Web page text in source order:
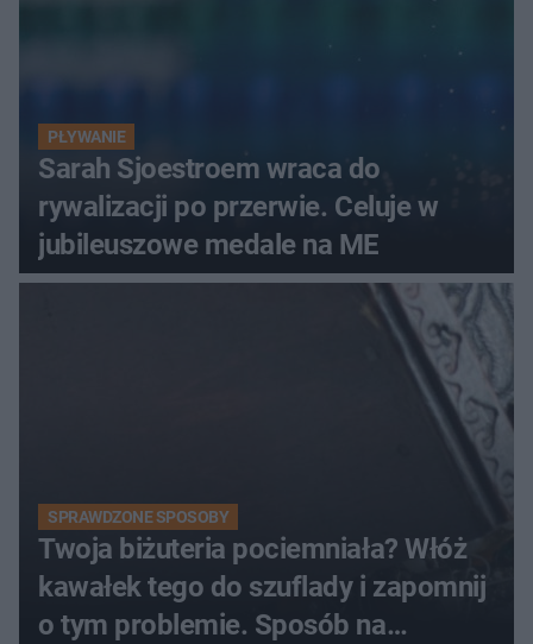
PŁYWANIE
Sarah Sjoestroem wraca do
rywalizacji po przerwie. Celuje w
jubileuszowe medale na ME
SPRAWDZONE SPOSOBY
Twoja biżuteria pociemniała? Włóż
kawałek tego do szuflady i zapomnij
o tym problemie. Sposób na